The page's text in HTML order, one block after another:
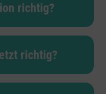
richtig?
richtig?